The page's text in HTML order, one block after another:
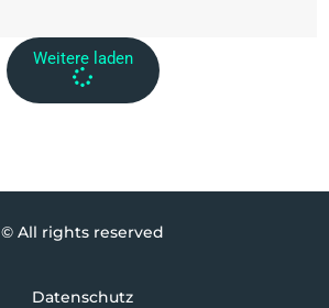
Weitere laden
© All rights reserved
Datenschutz